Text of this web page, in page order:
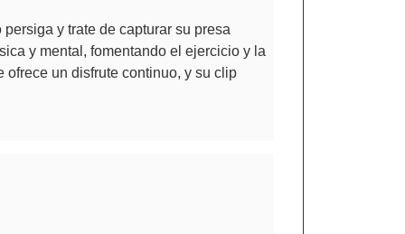
y trate de capturar su presa
y mental, fomentando el ejercicio y la
un disfrute continuo, y su clip